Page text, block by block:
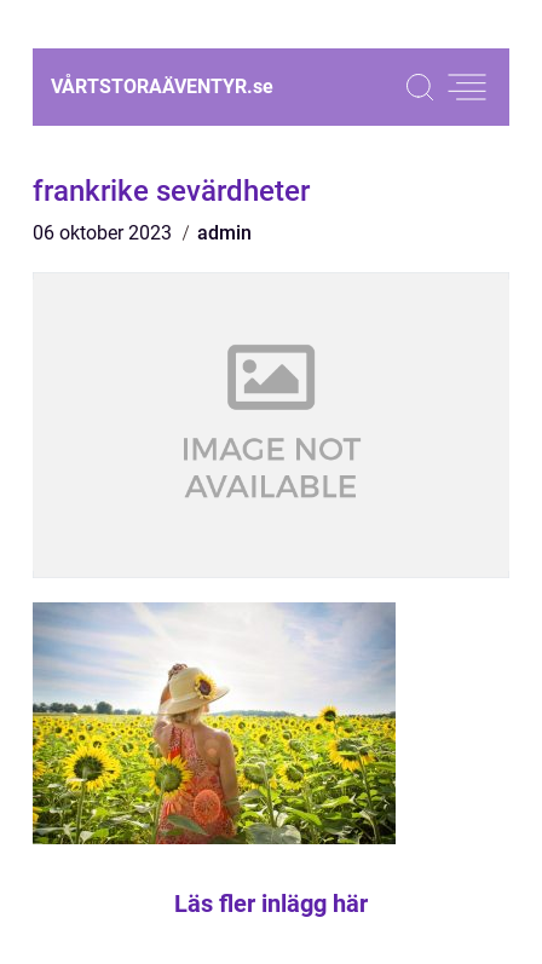
VÅRTSTORAÄVENTYR.se
frankrike sevärdheter
06 oktober 2023 admin
Läs fler inlägg här